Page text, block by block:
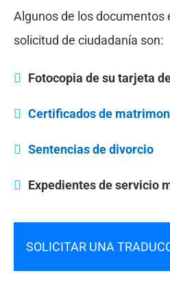
Algunos de los documentos
solicitud de ciudadanía son:
Fotocopia de su tarjeta
Certificados de
Sentencias de divorcio
Expedientes de servicio
SOLICITAR UNA